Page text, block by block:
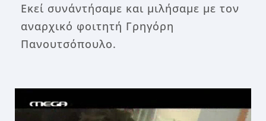
Εκεί συνάντήσαμε και μιλήσαμε με τον
αναρχικό φοιτητή Γρηγόρη
Πανουτσόπουλο.